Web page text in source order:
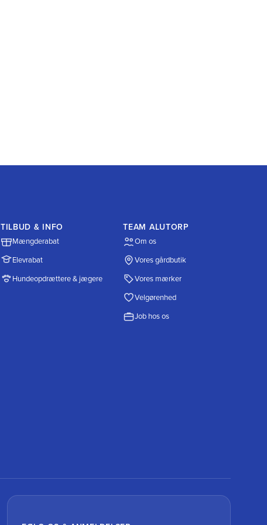
TILBUD & INFO
Mængderabat
Elevrabat
Hundeopdrættere & jægere
TEAM ALUTORP
Om os
Vores gårdbutik
Vores mærker
Velgørenhed
Job hos os